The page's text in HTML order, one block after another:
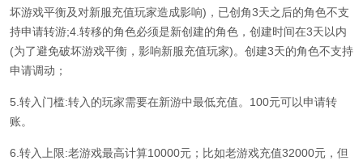
坏游戏平衡及对新服充值玩家造成影响)，已创角3天之后的角色不支
持申请转游;4.转移的角色必须是新创建的角色，创建时间在3天以内
(为了避免破坏游戏平衡，影响新服充值玩家)。创建3天的角色不支持
申请调动；
5.转入门槛:转入的玩家需要在新游中最低充值。100元可以申请转
账。
6.转入上限:老游戏最高计算10000元；比如老游戏充值32000元，但